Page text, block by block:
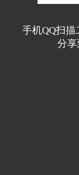
手机QQ扫描
分享